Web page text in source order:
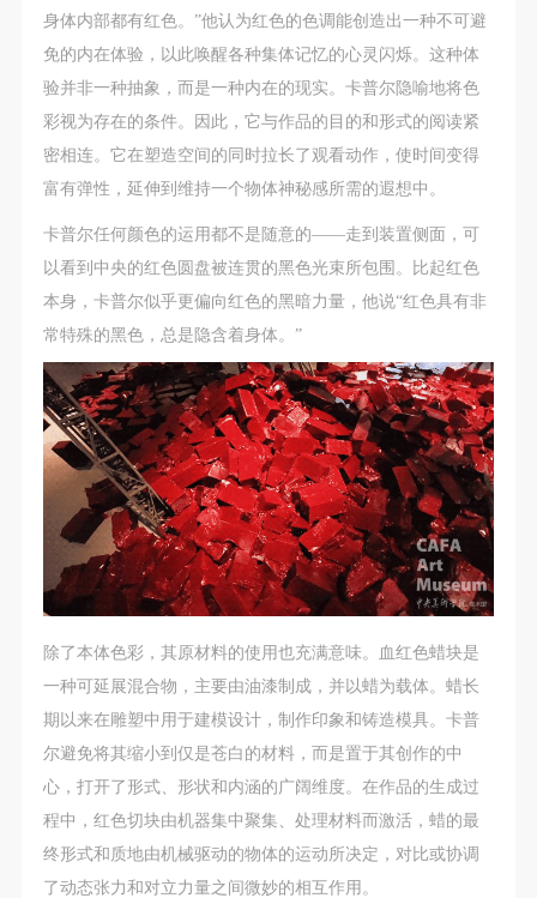
身体内部都有红色。”他认为红色的色调能创造出一种不可避
免的内在体验，以此唤醒各种集体记忆的心灵闪烁。这种体
验并非一种抽象，而是一种内在的现实。卡普尔隐喻地将色
彩视为存在的条件。因此，它与作品的目的和形式的阅读紧
密相连。它在塑造空间的同时拉长了观看动作，使时间变得
富有弹性，延伸到维持一个物体神秘感所需的遐想中。
卡普尔任何颜色的运用都不是随意的——走到装置侧面，可
以看到中央的红色圆盘被连贯的黑色光束所包围。比起红色
本身，卡普尔似乎更偏向红色的黑暗力量，他说“红色具有非
常特殊的黑色，总是隐含着身体。”
除了本体色彩，其原材料的使用也充满意味。血红色蜡块是
一种可延展混合物，主要由油漆制成，并以蜡为载体。蜡长
期以来在雕塑中用于建模设计，制作印象和铸造模具。卡普
尔避免将其缩小到仅是苍白的材料，而是置于其创作的中
心，打开了形式、形状和内涵的广阔维度。在作品的生成过
程中，红色切块由机器集中聚集、处理材料而激活，蜡的最
终形式和质地由机械驱动的物体的运动所决定，对比或协调
了动态张力和对立力量之间微妙的相互作用。
（1）、甲方为本协议中的肖像权人，自愿将自己的
肖像权许可乙方作符合本协议约定和法律规定的用
途。
（2）、乙方中央美术学院美术馆是一所具有标志
性、专业性、国际化的现代公共美术馆。中央美术学
院美术馆与时代同行，努力塑造一个开放、自由、学
和观众进行良好互动。以学院的学术研究为基础，积
极策划国际、国内多视角、多领域的展览、论坛及公
共教育活动，为美院师生、中外艺术家以及社会公众
提供一个交流、学习、展示的平台。作为一家公益性
单位，其开展的公共教育活动以学术性和公益性为
主。
（3）、乙方为甲方拍摄中央美术学院公共教育部所
有公教活动。
二、拍摄内容、使用形式、使用地域范围
（1）、拍摄内容 乙方拍摄的带有甲方肖像的作品内
容包括：①中央美术学院美术馆②中央美术学院校园
内○3由中央美术学院公共教育部策划或执行的一切活
动。
（2）、使用形式 用于中央美术学院图书出版、销售
附带光盘及宣传资料。
（3）、使用地域范围
适用地域范围包括国内和国外。
使用肖像的媒介限于不损害甲方肖像权的任何媒介
（如杂志、网络等）。
三、肖像权使用期限
（1）、甲方为本协议中的肖像权人，自愿将自己的
肖像权许可乙方作符合本协议约定和法律规定的用
途。
（2）、乙方中央美术学院美术馆是一所具有标志
性、专业性、国际化的现代公共美术馆。中央美术学
院美术馆与时代同行，努力塑造一个开放、自由、学
和观众进行良好互动。以学院的学术研究为基础，积
极策划国际、国内多视角、多领域的展览、论坛及公
共教育活动，为美院师生、中外艺术家以及社会公众
提供一个交流、学习、展示的平台。作为一家公益性
单位，其开展的公共教育活动以学术性和公益性为
主。
（3）、乙方为甲方拍摄中央美术学院公共教育部所
有公教活动。
二、拍摄内容、使用形式、使用地域范围
（1）、拍摄内容 乙方拍摄的带有甲方肖像的作品内
容包括：①中央美术学院美术馆②中央美术学院校园
内○3由中央美术学院公共教育部策划或执行的一切活
动。
（2）、使用形式 用于中央美术学院图书出版、销售
附带光盘及宣传资料。
（3）、使用地域范围
适用地域范围包括国内和国外。
使用肖像的媒介限于不损害甲方肖像权的任何媒介
（如杂志、网络等）。
三、肖像权使用期限
（1）、甲方为本协议中的肖像权人，自愿将自己的
肖像权许可乙方作符合本协议约定和法律规定的用
途。
（2）、乙方中央美术学院美术馆是一所具有标志
性、专业性、国际化的现代公共美术馆。中央美术学
院美术馆与时代同行，努力塑造一个开放、自由、学
和观众进行良好互动。以学院的学术研究为基础，积
极策划国际、国内多视角、多领域的展览、论坛及公
共教育活动，为美院师生、中外艺术家以及社会公众
提供一个交流、学习、展示的平台。作为一家公益性
单位，其开展的公共教育活动以学术性和公益性为
主。
（3）、乙方为甲方拍摄中央美术学院公共教育部所
有公教活动。
二、拍摄内容、使用形式、使用地域范围
（1）、拍摄内容 乙方拍摄的带有甲方肖像的作品内
容包括：①中央美术学院美术馆②中央美术学院校园
内○3由中央美术学院公共教育部策划或执行的一切活
动。
（2）、使用形式 用于中央美术学院图书出版、销售
附带光盘及宣传资料。
（3）、使用地域范围
适用地域范围包括国内和国外。
使用肖像的媒介限于不损害甲方肖像权的任何媒介
（如杂志、网络等）。
三、肖像权使用期限
快捷登录 帐号密码登录
手机号码
发送验证码
手机号码将作为您的登录账号
验证码
登录
可使用雅昌艺术网会员账户登录